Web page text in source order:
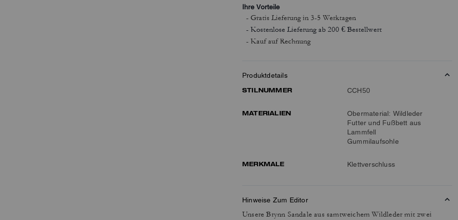
Ihre Vorteile
- Gratis Lieferungin 3-5 Werktagen
- Kostenlose Lieferung ab 200 € Bestellwert
- Kauf auf Rechnung
Produktdetails
STILNUMMER
CCH50
MATERIALIEN
Obermaterial: Wildleder
Futter und Fußbett aus
Lammfell
Gummilaufsohle
MERKMALE Klettverschluss
Hinweise Zum Editor
Unsere Brynn Sandale aus samtweichem Wildleder mit zwei